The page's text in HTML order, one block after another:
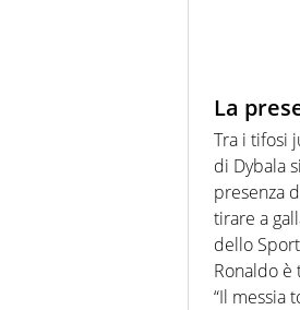
La
Tra i tifosi
di Dybala
presenza
tirare a
dello
Ronaldo
“Il messia